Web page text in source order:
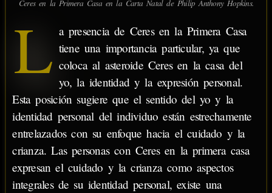
Ceres en la Primera Casa en la Carta Natal de Philip Anthony Hopkins.
L a presencia de Ceres en la Primera Casa
tiene una importancia particular, ya que
coloca al asteroide Ceres en la casa del
yo, la identidad y la expresión personal.
Esta posición sugiere que el sentido del yo y la
identidad personal del individuo están estrechamente
entrelazados con su enfoque hacia el cuidado y la
crianza. Las personas con Ceres en la primera casa
expresan el cuidado y la crianza como aspectos
integrales de su identidad personal, existe una